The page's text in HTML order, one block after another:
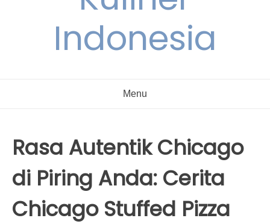
Indonesia
Menu
Rasa Autentik Chicago
di Piring Anda: Cerita
Chicago Stuffed Pizza